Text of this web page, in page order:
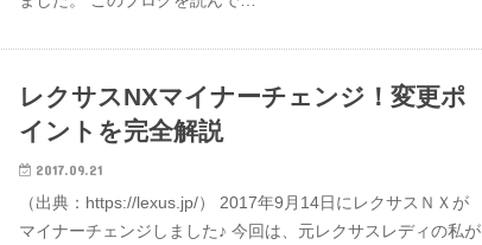
レクサスNXマイナーチェンジ！変更ポ
イントを完全解説
2017.09.21
（出典：https://lexus.jp/） 2017年9月14日にレクサスＮＸが
マイナーチェンジしました♪ 今回は、元レクサスレディの私が